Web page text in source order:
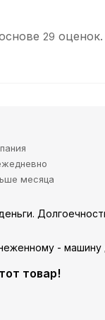
29 оценок.
месяца
-
товар!